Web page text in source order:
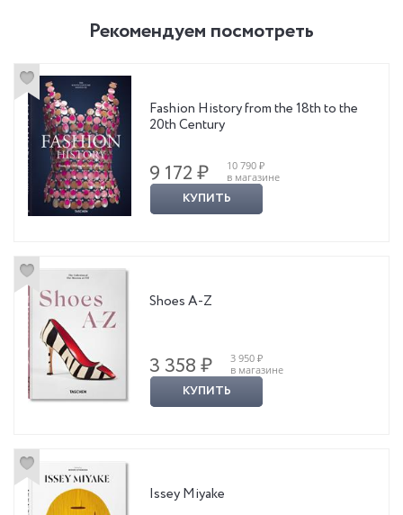
Рекомендуем посмотреть
Fashion History from the 18th to the
20th Century
9 172 ₽
10 790 ₽
в магазине
КУПИТЬ
Shoes A-Z
3 358 ₽
3 950 ₽
в магазине
КУПИТЬ
Issey Miyake